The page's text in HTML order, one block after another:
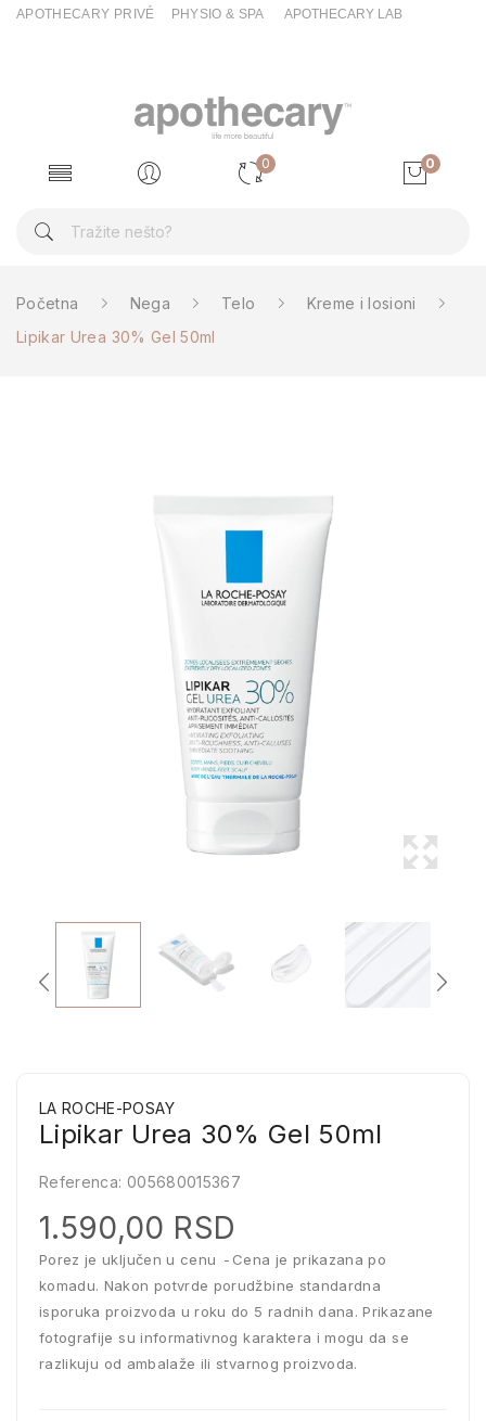
APOTHECARY PRIVÉ PHYSIO & SPA APOTHECARY LAB
0 0
Početna Nega Telo
Kreme i losioni
Lipikar Urea 30% Gel 50ml
LA ROCHE-POSAY
Lipikar Urea 30% Gel 50ml
Referenca: 005680015367
1.590,00 RSD
Porez je uključen u cenu
Cena je prikazana po
komadu. Nakon potvrde porudžbine standardna
isporuka proizvoda u roku do 5 radnih dana. Prikazane
fotografije su informativnog karaktera i mogu da se
razlikuju od ambalaže ili stvarnog proizvoda.